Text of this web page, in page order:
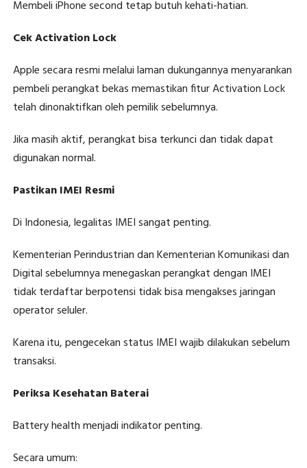
Membeli iPhone second tetap butuh kehati-hatian.
Cek Activation Lock
Apple secara resmi melalui laman dukungannya menyarankan
pembeli perangkat bekas memastikan fitur Activation Lock
telah dinonaktifkan oleh pemilik sebelumnya.
Jika masih aktif, perangkat bisa terkunci dan tidak dapat
digunakan normal.
Pastikan IMEI Resmi
Di Indonesia, legalitas IMEI sangat penting.
Kementerian Perindustrian dan Kementerian Komunikasi dan
Digital sebelumnya menegaskan perangkat dengan IMEI
tidak terdaftar berpotensi tidak bisa mengakses jaringan
operator seluler.
Karena itu, pengecekan status IMEI wajib dilakukan sebelum
transaksi.
Periksa Kesehatan Baterai
Battery health menjadi indikator penting.
Secara umum: